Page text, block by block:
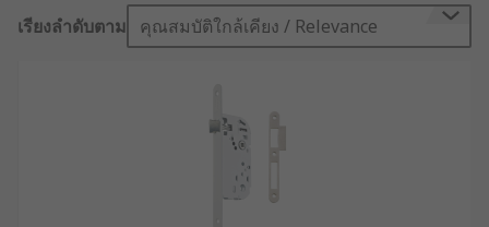
Mortice locks have several lever variations: a 2, 3,
and the more secure it will be. The deadlocks on
a mortice lock also mean that if a burglar breaks
in through one of your windows they can not
escape through the door without a key.
เรียงลำดับตาม คุณสมบัติใกล้เคียง / Relevance